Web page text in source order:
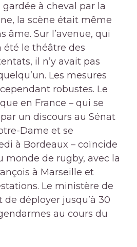
à cheval par la
la scène était même
âme. Sur l’avenue, qui
été le théâtre des
il n’y avait pas
Les mesures
robustes. Le
en France – qui se
un discours au Sénat
Dame et se
à Bordeaux – coïncide
monde de rugby, avec la
à Marseille et
Le ministère de
de déployer jusqu’à 30
au cours du